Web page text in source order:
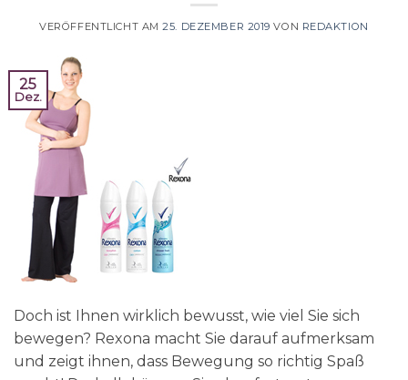
VERÖFFENTLICHT AM25. DEZEMBER 2019 VON REDAKTION
25
Dez.
Doch ist Ihnen wirklich bewusst, wie viel Sie sich
bewegen? Rexona macht Sie darauf aufmerksam
und zeigt ihnen, dass Bewegung so richtig Spaß